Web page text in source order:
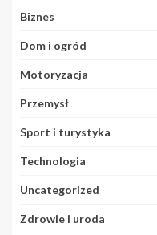
Biznes
Dom i ogród
Motoryzacja
Przemysł
Sport i turystyka
Technologia
Uncategorized
Zdrowie i uroda